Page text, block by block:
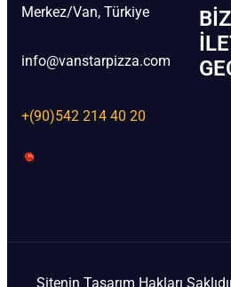
Merkez/Van, Türkiye
info@vanstarpizza.com
+(90)542 214 40 20
Sitenin Tasarım Hakları